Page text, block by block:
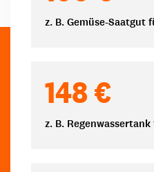
z. B. Gemüse-Saatgut
148 €
z. B.